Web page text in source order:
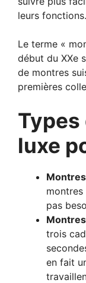
leurs fonctions.
Le terme «
début du XXe
de montres
premières
Types
luxe
montres
pas
trois
en fait